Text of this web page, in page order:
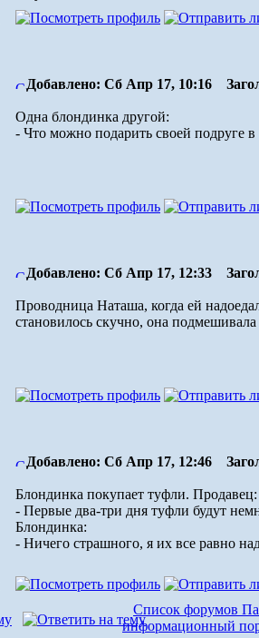
Добавлено: Сб Апр 17, 10:16
Одна блондинка другой:
- Что можно подарить своей подруге в
Добавлено: Сб Апр 17, 12:33
Проводница Наташа, когда ей
становилось скучно, она
Добавлено: Сб Апр 17, 12:46
Блондинка покупает туфли. Продавец:
- Первые два-три дня туфли будут
Блондинка:
- Ничего страшного, я их все равно
Список форумов
информационный